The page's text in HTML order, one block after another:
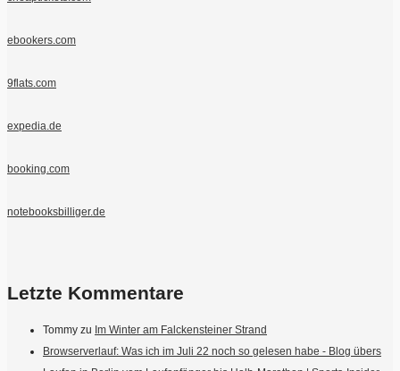
ebookers.com
9flats.com
expedia.de
booking.com
notebooksbilliger.de
Letzte Kommentare
Tommy zu Im Winter am Falckensteiner Strand
Browserverlauf: Was ich im Juli 22 noch so gelesen habe - Blog übers